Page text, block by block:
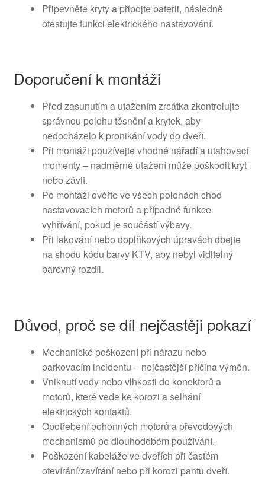
Připevněte kryty a připojte baterii, následně
otestujte funkci elektrického nastavování.
Doporučení k montáži
Před zasunutím a utažením zrcátka zkontrolujte
správnou polohu těsnění a krytek, aby
nedocházelo k pronikání vody do dveří.
Při montáži používejte vhodné nářadí a utahovací
momenty – nadměrné utažení může poškodit kryt
nebo závit.
Po montáži ověřte ve všech polohách chod
nastavovacích motorů a případné funkce
vyhřívání, pokud je součástí výbavy.
Při lakování nebo doplňkových úpravách dbejte
na shodu kódu barvy KTV, aby nebyl viditelný
barevný rozdíl.
Důvod, proč se díl nejčastěji pokazí
Mechanické poškození při nárazu nebo
parkovacím incidentu – nejčastější příčina výměn.
Vniknutí vody nebo vlhkosti do konektorů a
motorů, které vede ke korozi a selhání
elektrických kontaktů.
Opotřebení pohonných motorů a převodových
mechanismů po dlouhodobém používání.
Poškození kabeláže ve dveřích při častém
otevírání/zavírání nebo při korozi pantu dveří.